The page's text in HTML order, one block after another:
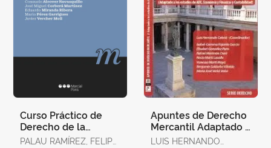
Curso Práctico de
Derecho de la
Empresa
PALAU RAMÍREZ, FELIPE
Apuntes de Derecho
Mercantil Adaptado a
Estudios de Ade
LUIS HERNANDO